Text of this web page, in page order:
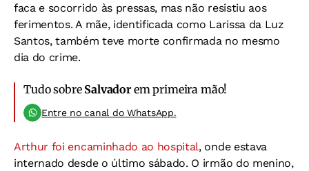
faca e socorrido às pressas, mas não resistiu aos
ferimentos. A mãe, identificada como Larissa da Luz
Santos, também teve morte confirmada no mesmo
dia do crime.
Tudo sobre Salvadorem primeira mão!
Entre no canal do WhatsApp.
Arthur foi encaminhado ao hospital, onde estava
internado desde o último sábado. O irmão do menino,